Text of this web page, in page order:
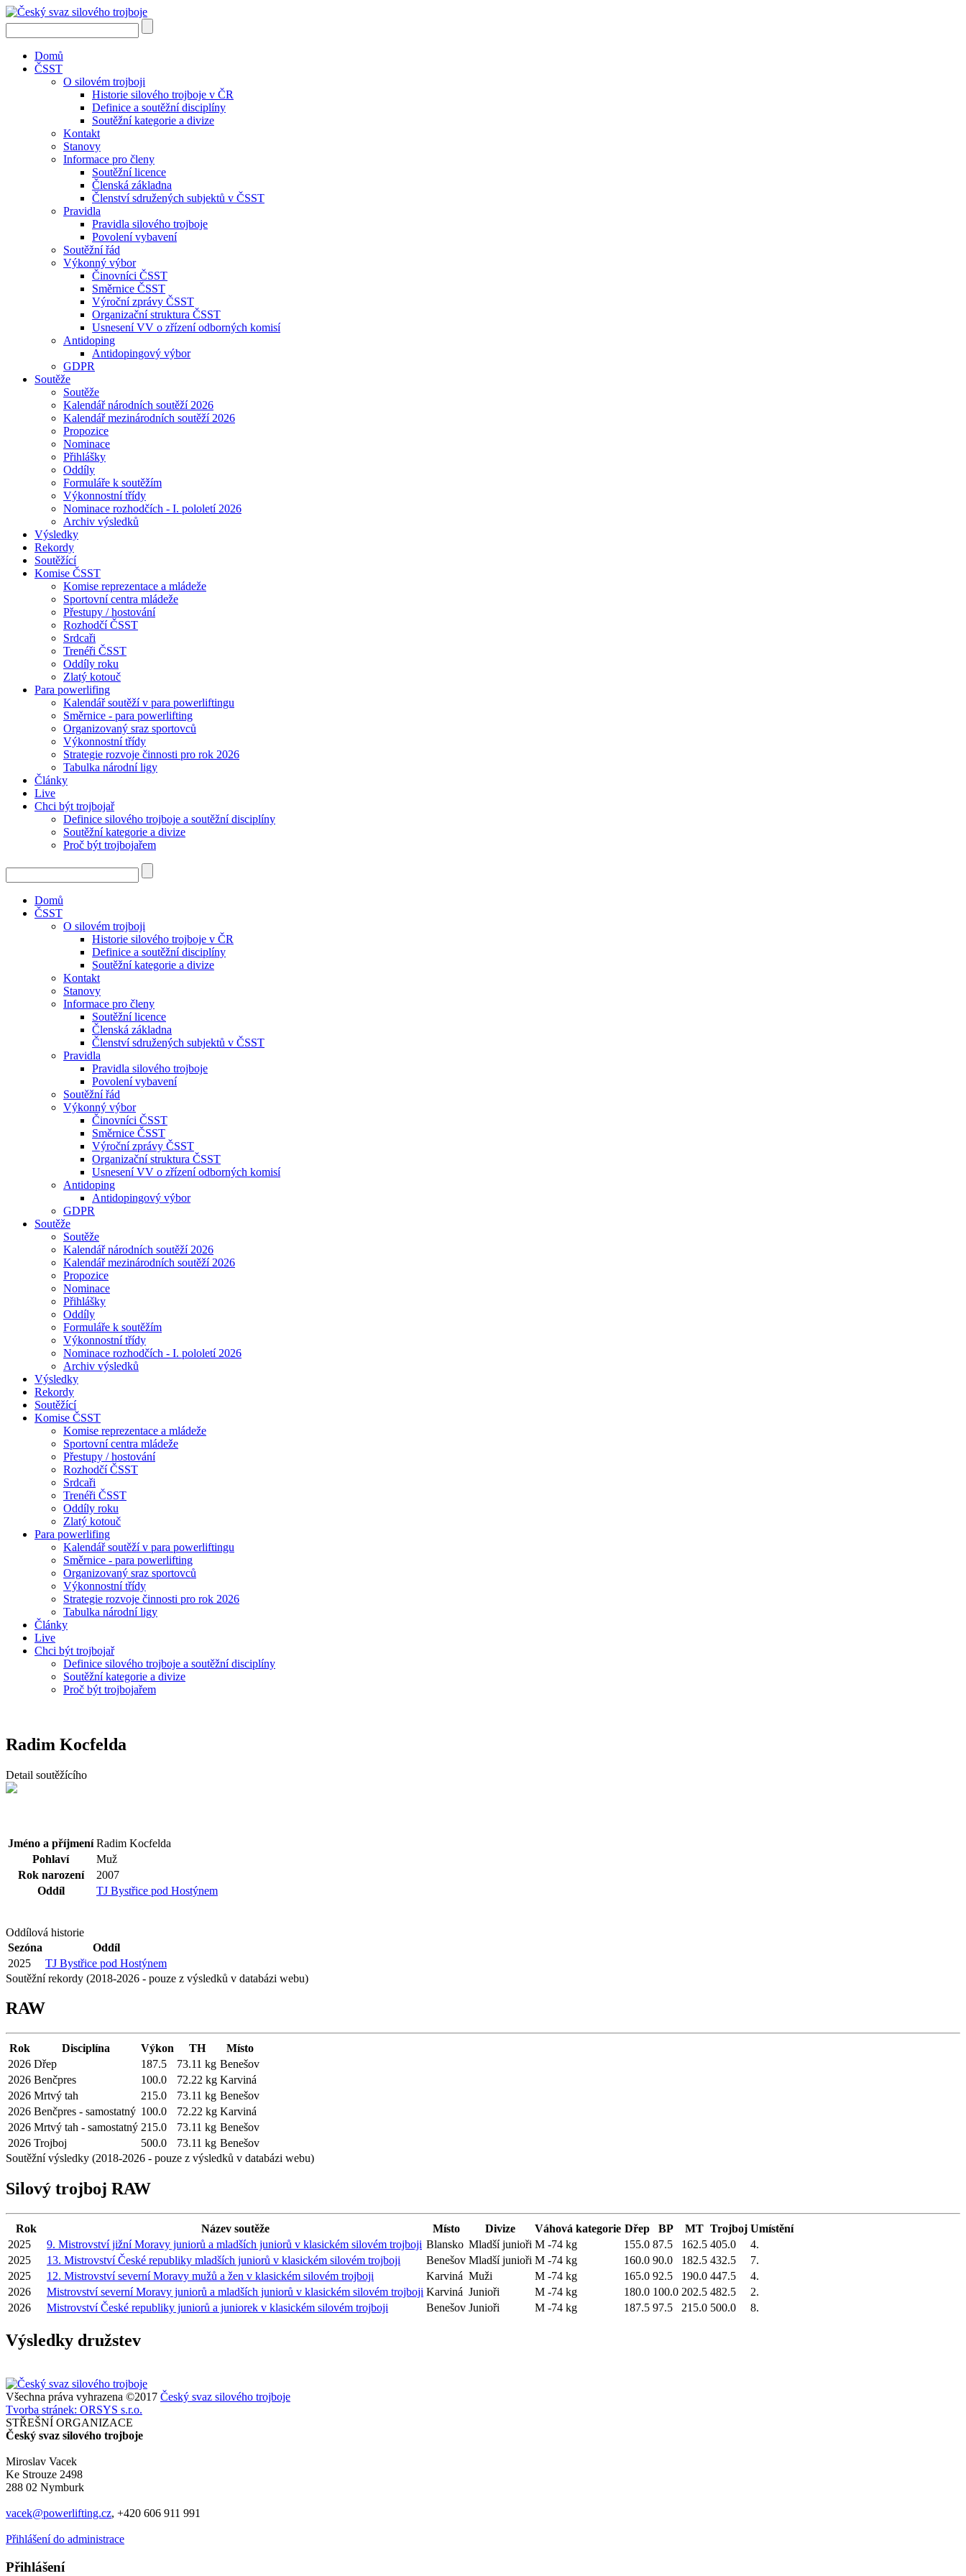
Domů
ČSST
O silovém trojboji
Historie silového trojboje v ČR
Definice a soutěžní disciplíny
Soutěžní kategorie a divize
Kontakt
Stanovy
Informace pro členy
Soutěžní licence
Členská základna
Členství sdružených subjektů v ČSST
Pravidla
Pravidla silového trojboje
Povolení vybavení
Soutěžní řád
Výkonný výbor
Činovníci ČSST
Směrnice ČSST
Výroční zprávy ČSST
Organizační struktura ČSST
Usnesení VV o zřízení odborných komisí
Antidoping
Antidopingový výbor
GDPR
Soutěže
Soutěže
Kalendář národních soutěží 2026
Kalendář mezinárodních soutěží 2026
Propozice
Nominace
Přihlášky
Oddíly
Formuláře k soutěžím
Výkonnostní třídy
Nominace rozhodčích - I. pololetí 2026
Archiv výsledků
Výsledky
Rekordy
Soutěžící
Komise ČSST
Komise reprezentace a mládeže
Sportovní centra mládeže
Přestupy / hostování
Rozhodčí ČSST
Srdcaři
Trenéři ČSST
Oddíly roku
Zlatý kotouč
Para powerlifing
Kalendář soutěží v para powerliftingu
Směrnice - para powerlifting
Organizovaný sraz sportovců
Výkonnostní třídy
Strategie rozvoje činnosti pro rok 2026
Tabulka národní ligy
Články
Live
Chci být trojbojař
Definice silového trojboje a soutěžní disciplíny
Soutěžní kategorie a divize
Proč být trojbojařem
Domů
ČSST
O silovém trojboji
Historie silového trojboje v ČR
Definice a soutěžní disciplíny
Soutěžní kategorie a divize
Kontakt
Stanovy
Informace pro členy
Soutěžní licence
Členská základna
Členství sdružených subjektů v ČSST
Pravidla
Pravidla silového trojboje
Povolení vybavení
Soutěžní řád
Výkonný výbor
Činovníci ČSST
Směrnice ČSST
Výroční zprávy ČSST
Organizační struktura ČSST
Usnesení VV o zřízení odborných komisí
Antidoping
Antidopingový výbor
GDPR
Soutěže
Soutěže
Kalendář národních soutěží 2026
Kalendář mezinárodních soutěží 2026
Propozice
Nominace
Přihlášky
Oddíly
Formuláře k soutěžím
Výkonnostní třídy
Nominace rozhodčích - I. pololetí 2026
Archiv výsledků
Výsledky
Rekordy
Soutěžící
Komise ČSST
Komise reprezentace a mládeže
Sportovní centra mládeže
Přestupy / hostování
Rozhodčí ČSST
Srdcaři
Trenéři ČSST
Oddíly roku
Zlatý kotouč
Para powerlifing
Kalendář soutěží v para powerliftingu
Směrnice - para powerlifting
Organizovaný sraz sportovců
Výkonnostní třídy
Strategie rozvoje činnosti pro rok 2026
Tabulka národní ligy
Články
Live
Chci být trojbojař
Definice silového trojboje a soutěžní disciplíny
Soutěžní kategorie a divize
Proč být trojbojařem
Radim Kocfelda
Detail soutěžícího
Jméno a příjmení Radim Kocfelda
Pohlaví
Muž
Rok narození
2007
Oddíl
TJ Bystřice pod Hostýnem
Oddílová historie
Sezóna
Oddíl
2025
TJ Bystřice pod Hostýnem
Soutěžní rekordy (2018-2026 - pouze z výsledků v databázi webu)
RAW
Rok Disciplína Výkon TH
Místo
2026 Dřep 187.5 73.11 kg Benešov
2026 Benčpres 100.0 72.22 kg Karviná
2026 Mrtvý tah 215.0 73.11 kg Benešov
2026 Benčpres - samostatný 100.0 72.22 kg Karviná
2026 Mrtvý tah - samostatný 215.0 73.11 kg Benešov
2026 Trojboj 500.0 73.11 kg Benešov
Soutěžní výsledky (2018-2026 - pouze z výsledků v databázi webu)
Silový trojboj RAW
Rok Název soutěže Místo Divize Váhová kategorie Dřep BP MT Trojboj Umístění
2025
9. Mistrovství jižní Moravy juniorů a mladších juniorů v klasickém silovém trojboji Blansko Mladší junioři M -74 kg 155.0 87.5 162.5 405.0
4.
2025
13. Mistrovství České republiky mladších juniorů v klasickém silovém trojboji Benešov Mladší junioři M -74 kg 160.0 90.0 182.5 432.5
7.
2025
12. Mistrovství severní Moravy mužů a žen v klasickém silovém trojboji Karviná Muži M -74 kg 165.0 92.5 190.0 447.5
4.
2026
Mistrovství severní Moravy juniorů a mladších juniorů v klasickém silovém trojboji Karviná Junioři M -74 kg 180.0 100.0 202.5 482.5
2.
2026
Mistrovství České republiky juniorů a juniorek v klasickém silovém trojboji Benešov Junioři M -74 kg 187.5 97.5 215.0 500.0 8.
Výsledky družstev
Všechna práva vyhrazena ©2017 Český svaz silového trojboje
Tvorba stránek: ORSYS s.r.o.
STŘEŠNÍ ORGANIZACE
Český svaz silového trojboje
Miroslav Vacek
Ke Strouze 2498
288 02 Nymburk
vacek@powerlifting.cz, +420 606 911 991
Přihlášení do administrace
Přihlášení